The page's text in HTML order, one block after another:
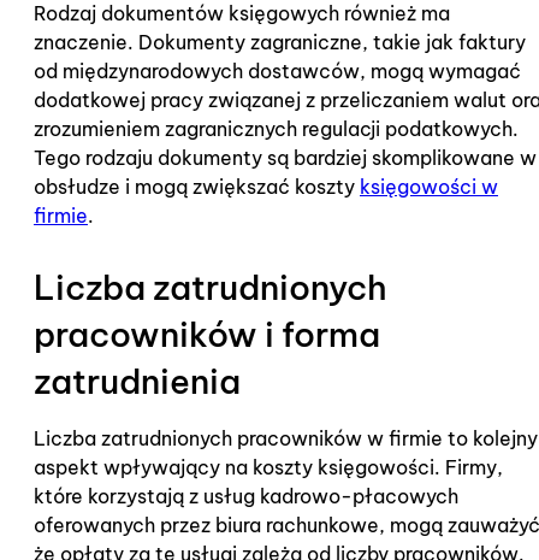
Rodzaj dokumentów księgowych również ma
znaczenie. Dokumenty zagraniczne, takie jak faktury
od międzynarodowych dostawców, mogą wymagać
dodatkowej pracy związanej z przeliczaniem walut
zrozumieniem zagranicznych regulacji podatkowych.
Tego rodzaju dokumenty są bardziej skomplikowane w
obsłudze i mogą zwiększać koszty księgowości w
firmie.
Liczba zatrudnionych
pracowników i forma
zatrudnienia
Liczba zatrudnionych pracowników w firmie to kolejny
aspekt wpływający na koszty księgowości. Firmy,
które korzystają z usług kadrowo-płacowych
oferowanych przez biura rachunkowe, mogą
że opłaty za te usługi zależą od liczby pracowników.